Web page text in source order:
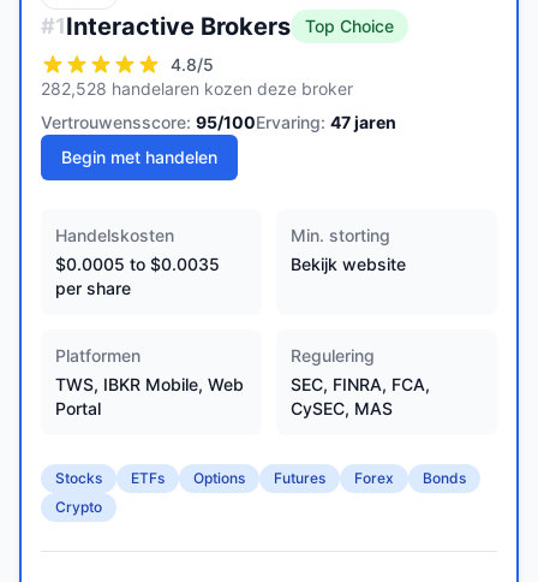
#1Interactive Brokers
Top Choice
4.8/5
282,528 handelaren kozen deze broker
Vertrouwensscore: 95/100Ervaring: 47jaren
Begin met handelen
Handelskosten
$0.0005 to $0.0035
per share
Min. storting
Bekijk website
Platformen
TWS, IBKR Mobile, Web
Portal
Regulering
SEC, FINRA, FCA,
CySEC, MAS
Stocks ETFs Options Futures Forex
Bonds
Crypto